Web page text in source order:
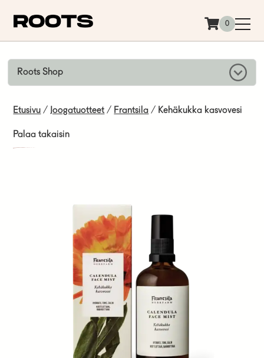
0
Roots Shop
Etusivu / Joogatuotteet / Frantsila / Kehäkukka kasvovesi
Palaa takaisin